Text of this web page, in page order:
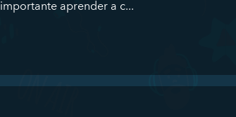
importante aprender a c...